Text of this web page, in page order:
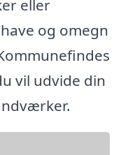
eller
og omegn
vil udvide din